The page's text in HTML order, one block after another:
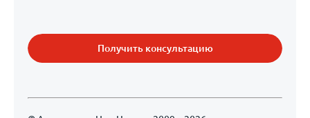
Получить консультацию